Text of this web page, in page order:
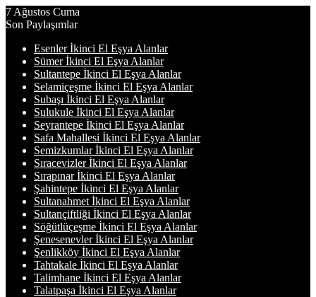
7 Ağustos Cuma
Son Paylaşımlar
Esenler İkinci El Eşya Alanlar
Sümer İkinci El Eşya Alanlar
Sultantepe İkinci El Eşya Alanlar
Selamiçeşme İkinci El Eşya Alanlar
Subaşı İkinci El Eşya Alanlar
Sulukule İkinci El Eşya Alanlar
Seyrantepe İkinci El Eşya Alanlar
Safa Mahallesi İkinci El Eşya Alanlar
Semizkumlar İkinci El Eşya Alanlar
Sıracevizler İkinci El Eşya Alanlar
Sırapınar İkinci El Eşya Alanlar
Şahintepe İkinci El Eşya Alanlar
Sultanahmet İkinci El Eşya Alanlar
Sultançiftliği İkinci El Eşya Alanlar
Söğütlüçeşme İkinci El Eşya Alanlar
Şenesenevler İkinci El Eşya Alanlar
Şenlikköy İkinci El Eşya Alanlar
Tahtakale İkinci El Eşya Alanlar
Talimhane İkinci El Eşya Alanlar
Talatpaşa İkinci El Eşya Alanlar